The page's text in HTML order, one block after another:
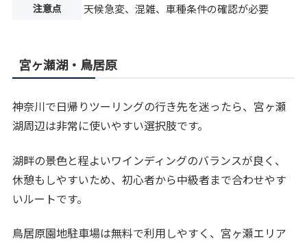
注意点 天候急変、混雑、車種条件の確認が必要
宮ヶ瀬湖・鳥居原
神奈川で日帰りツーリングの行き先を迷ったら、宮ヶ瀬
湖周辺は非常に使いやすい選択肢です。
湖畔の景色と程よいワインディングのバランスが良く、
休憩もしやすいため、初心者から中級者まで合わせやす
いルートです。
鳥居原園地駐車場は無料で利用しやすく、宮ヶ瀬エリア